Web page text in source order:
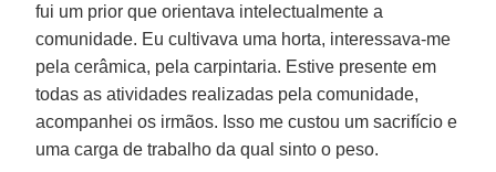
fui um prior que orientava intelectualmente a
comunidade. Eu cultivava uma horta, interessava-me
pela cerâmica, pela carpintaria. Estive presente em
todas as atividades realizadas pela comunidade,
acompanhei os irmãos. Isso me custou um sacrifício e
uma carga de trabalho da qual sinto o peso.